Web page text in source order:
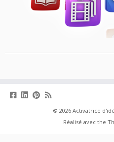
· © 2026 Activatrice
Réalisé avec the